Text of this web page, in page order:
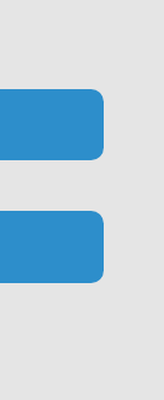
Menü
und